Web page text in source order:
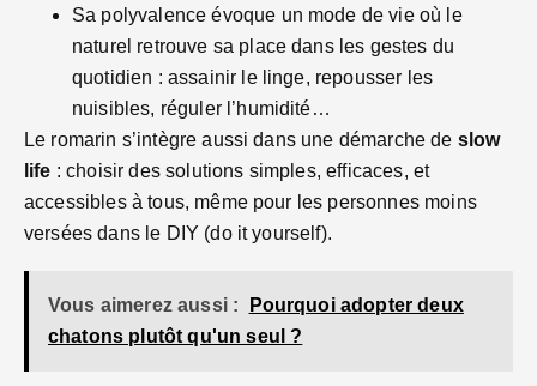
Sa polyvalence évoque un mode de vie où le
naturel retrouve sa place dans les gestes du
quotidien : assainir le linge, repousser les
nuisibles, réguler l’humidité…
Le romarin s’intègre aussi dans une démarche de slow
life : choisir des solutions simples, efficaces, et
accessibles à tous, même pour les personnes moins
versées dans le DIY (do it yourself).
Vous aimerez aussi :
Pourquoi adopter deux
chatons plutôt qu'un seul ?